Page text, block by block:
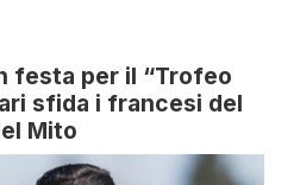
festa per il “Trofeo
sfida i francesi del
Mito